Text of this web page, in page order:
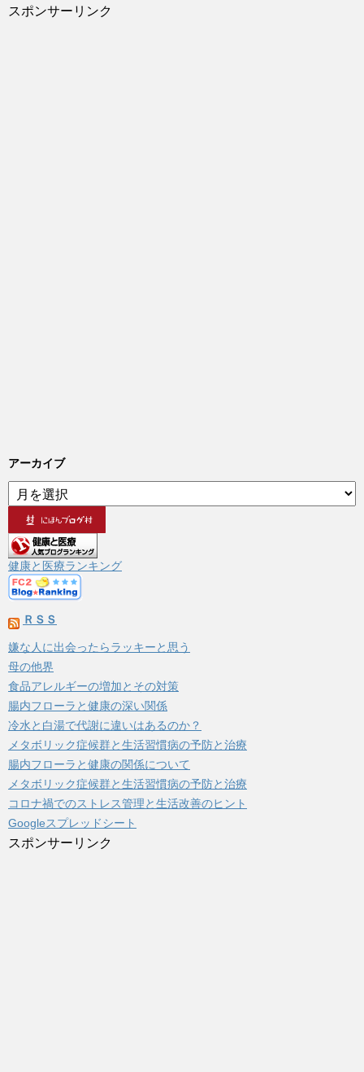
スポンサーリンク
アーカイブ
ア
ー
イ
ブ
健康と医療ランキング
ＲＳＳ
嫌な人に出会ったらラッキーと思う
母の他界
食品アレルギーの増加とその対策
腸内フローラと健康の深い関係
冷水と白湯で代謝に違いはあるのか？
メタボリック症候群と生活習慣病の予防と治療
腸内フローラと健康の関係について
メタボリック症候群と生活習慣病の予防と治療
コロナ禍でのストレス管理と生活改善のヒント
Googleスプレッドシート
スポンサーリンク